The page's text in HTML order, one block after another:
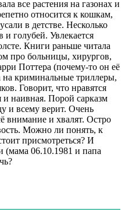
все растения на газонах и
относится к кошкам,
в детстве. Несколько
и голубей. Увлекается
Книги раньше читала
про больницы, хирургов,
Поттера (почему-то он её
на криминальные триллеры,
Говорит, что нравятся
и наивная. Порой сарказм
и всему верит. Очень
внимание и хвалят. Остро
Можно ли понять, к
присмотреться? И
06.10.1981 и папа